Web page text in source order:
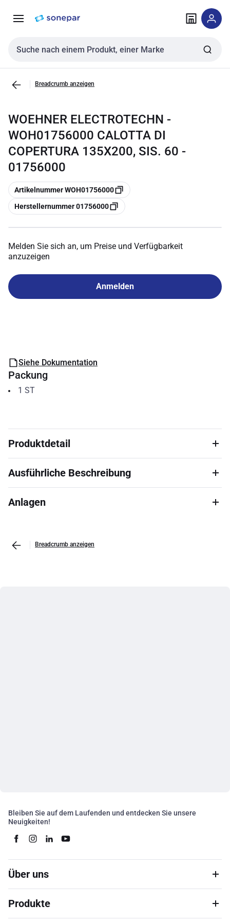
NavigationInhalt
Sucheingabe
Breadcrumb anzeigen
WOEHNER ELECTROTECHN -
WOH01756000 CALOTTA DI
COPERTURA 135X200, SIS. 60 -
01756000
Kopieren
Artikelnummer WOH01756000
Kopieren
Herstellernummer 01756000
Melden Sie sich an, um Preise und Verfügbarkeit
anzuzeigen
Anmelden
Siehe Dokumentation
Packung
1 ST
Produktdetail
Ausführliche Beschreibung
Anlagen
Breadcrumb anzeigen
Bleiben Sie auf dem Laufenden und entdecken Sie unsere
Neuigkeiten!
Über uns
Produkte